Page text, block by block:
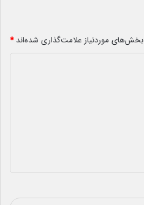
بخش‌های موردنیاز علامت‌گذاری شده‌اند*